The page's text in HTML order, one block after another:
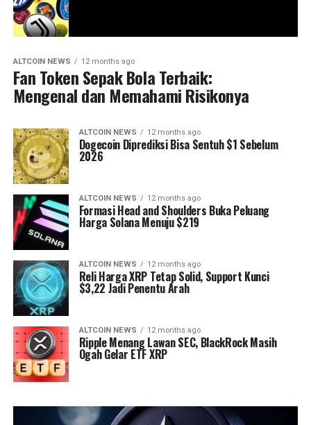
ALTCOIN NEWS 12 months ago
Fan Token Sepak Bola Terbaik:
Mengenal dan Memahami Risikonya
ALTCOIN NEWS 12 months ago
Dogecoin Diprediksi Bisa Sentuh $1 Sebelum
2026
ALTCOIN NEWS 12 months ago
Formasi Head and Shoulders Buka Peluang
Harga Solana Menuju $219
ALTCOIN NEWS 12 months ago
Reli Harga XRP Tetap Solid, Support Kunci
$3,22 Jadi Penentu Arah
ALTCOIN NEWS 12 months ago
Ripple Menang Lawan SEC, BlackRock Masih
Ogah Gelar ETF XRP